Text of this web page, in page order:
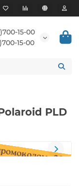
15-00
15-00
PLD